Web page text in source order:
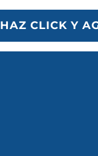
HAZ CLICK Y